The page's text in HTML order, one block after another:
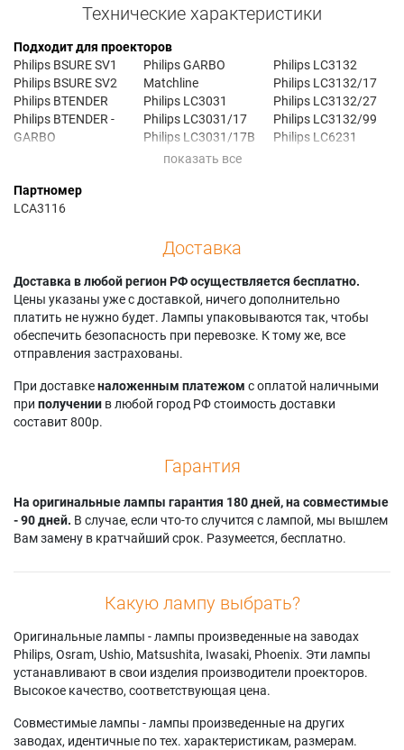
Технические характеристики
Подходит для проекторов
Philips BSURE SV1
Philips BSURE SV2
Philips BTENDER
Philips BTENDER -
GARBO
Home Cinema
Philips GARBO
Matchline
Philips LC3031
Philips LC3031/17
Philips LC3031/17B
Philips LC3031/40
Philips LC3132
Philips LC3132/17
Philips LC3132/27
Philips LC3132/99
Philips LC6231
Партномер
LCA3116
Доставка
Доставка в любой регион РФ осуществляется бесплатно.
Цены указаны уже с доставкой, ничего дополнительно
платить не нужно будет. Лампы упаковываются так, чтобы
обеспечить безопасность при перевозке. К тому же, все
отправления застрахованы.
При доставкеналоженным платежом с оплатой наличными
при получении в любой город РФ стоимость доставки
составит 800р.
Гарантия
На оригинальные лампы гарантия 180 дней, на совместимые
- 90 дней. В случае, если что-то случится с лампой, мы вышлем
Вам замену в кратчайший срок. Разумеется, бесплатно.
Какую лампу выбрать?
Оригинальные лампы - лампы произведенные на заводах
Philips, Osram, Ushio, Matsushita, Iwasaki, Phoenix. Эти лампы
устанавливают в свои изделия производители проекторов.
Высокое качество, соответствующая цена.
Совместимые лампы - лампы произведенные на других
заводах, идентичные по тех. характеристикам, размерам.